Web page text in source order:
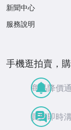
新聞中心
服務說明
手機逛拍賣，
商品降價
買賣即時